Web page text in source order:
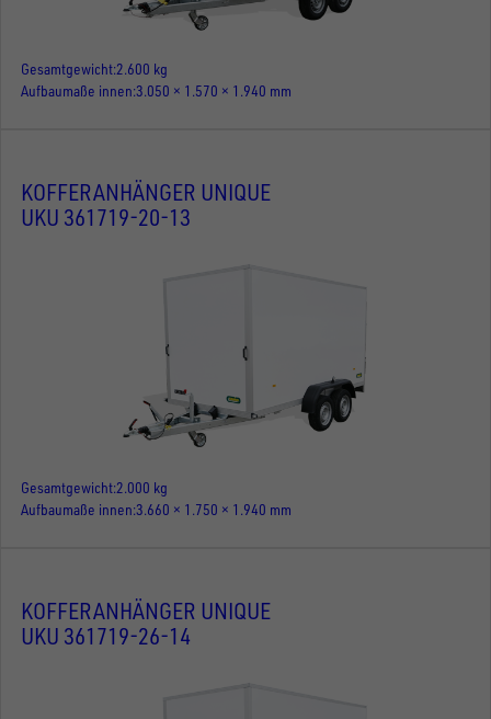
Gesamtgewicht 2.600 kg
Aufbaumaße innen 3.050 × 1.570 × 1.940 mm
KOFFERANHÄNGER UNIQUE
UKU 361719-20-13
Gesamtgewicht 2.000 kg
Aufbaumaße innen 3.660 × 1.750 × 1.940 mm
KOFFERANHÄNGER UNIQUE
UKU 361719-26-14